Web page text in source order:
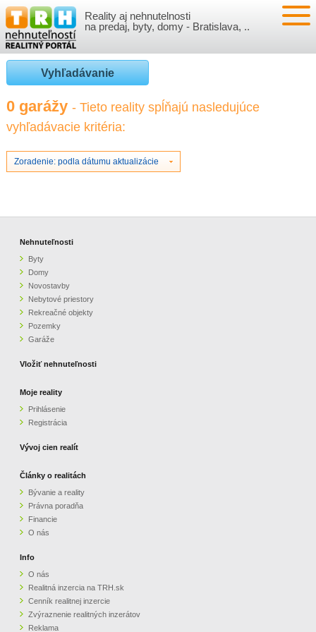
Reality aj nehnutelnosti
na predaj, byty, domy - Bratislava, ..
NEHNUTEĽNOSTI
BYTY
NOVOSTAVBY
NEBYTOVÉ PRIESTORY
GARÁŽE
VLOŽIŤ NEHNUTEĽNOSTI
PRIHLÁSENIE
REGISTRÁCIA
VÝVOJ CIEN REALÍT
ČLÁNKY O REALITÁCH
O NÁS
CENNÍK REALITNEJ INZERCIE
ZVÝRAZNENIE REALITNÝCH INZERÁTOV
PARTNERI
OBCHODNÉ PODMIENKY
KONTAKT
Vyhľadávanie
0 garážy - Tieto reality spĺňajú nasledujúce
vyhľadávacie kritéria:
Zoradenie: podla dátumu aktualizácie
Nehnuteľnosti
Byty
Domy
Novostavby
Nebytové priestory
Rekreačné objekty
Pozemky
Garáže
Vložiť nehnuteľnosti
Moje reality
Prihlásenie
Registrácia
Vývoj cien realít
Články o realitách
Bývanie a reality
Právna poradňa
Financie
O nás
Info
O nás
Realitná inzercia na TRH.sk
Cenník realitnej inzercie
Zvýraznenie realitných inzerátov
Reklama